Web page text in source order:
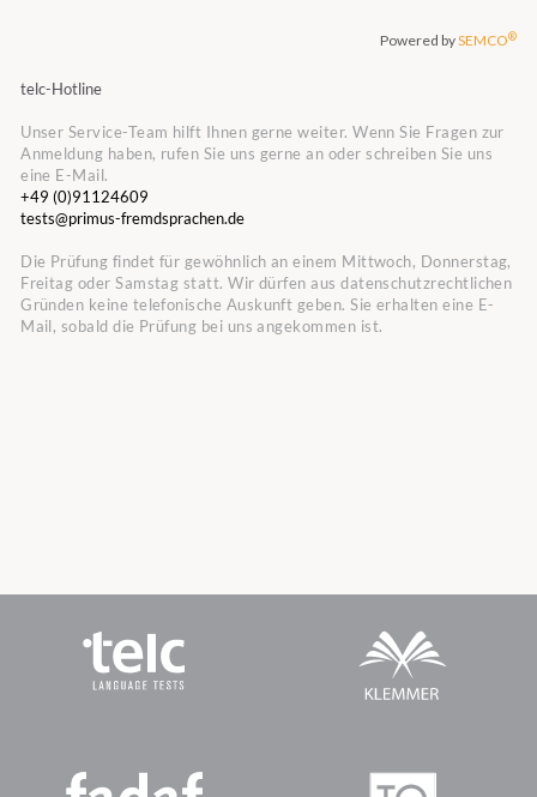
telc-Hotline
Unser Service-Team hilft Ihnen gerne weiter. Wenn Sie Fragen zur
Anmeldung haben, rufen Sie uns gerne an oder schreiben Sie uns
eine E-Mail.
+49 (0)91124609
tests@primus-fremdsprachen.de
Die Prüfung findet für gewöhnlich an einem Mittwoch, Donnerstag,
Freitag oder Samstag statt. Wir dürfen aus datenschutzrechtlichen
Gründen keine telefonische Auskunft geben. Sie erhalten eine E-
Mail, sobald die Prüfung bei uns angekommen ist.